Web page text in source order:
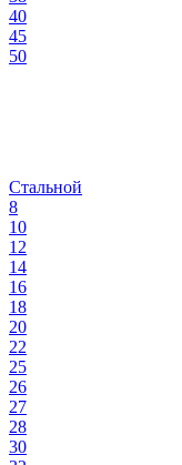
40
45
50
Стальной
8
10
12
14
16
18
20
22
25
26
27
28
30